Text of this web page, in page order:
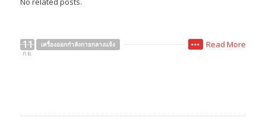
11
ก.ย.
เครื่องออกกำลังกายกลางแจ้ง Read More
•••